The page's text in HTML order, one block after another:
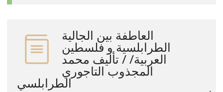
العاطفة بين الجالية
الطرابلسية و فلسطين
العربية/ / تأليف محمد
المجذوب التاجوري
الطرابلسي